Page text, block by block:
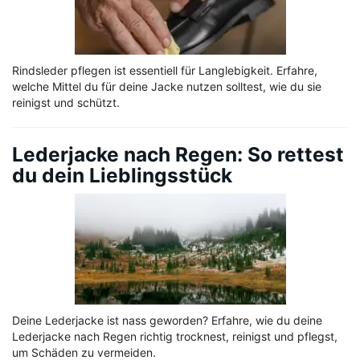
Rindsleder pflegen ist essentiell für Langlebigkeit. Erfahre,
welche Mittel du für deine Jacke nutzen solltest, wie du sie
reinigst und schützt.
Lederjacke nach Regen: So rettest
du dein Lieblingsstück
Deine Lederjacke ist nass geworden? Erfahre, wie du deine
Lederjacke nach Regen richtig trocknest, reinigst und pflegst,
um Schäden zu vermeiden.